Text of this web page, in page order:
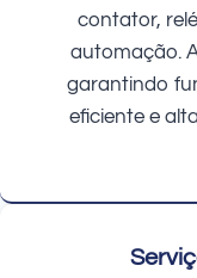
contator,
automação.
garantindo
eficiente e